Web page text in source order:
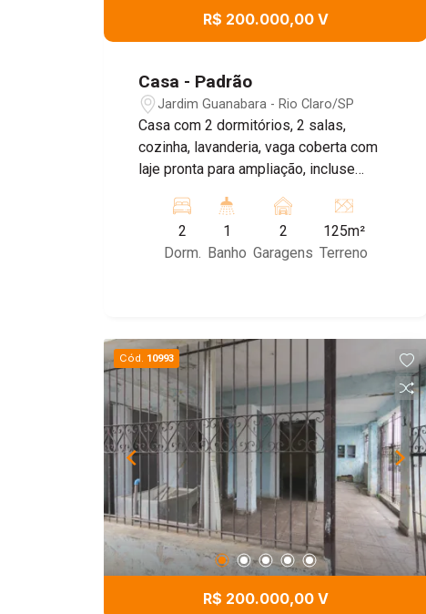
R$ 200.000,00 V
Casa - Padrão
Jardim Guanabara - Rio Claro/SP
Casa com 2 dormitórios, 2 salas,
cozinha, lavanderia, vaga coberta com
laje pronta para ampliação, incluse
assobradada nos fundos. Excelente
custo-benefício!
2
Dorm.
1
Banho
2
Garagens
125m²
Terreno
Cód. 10993
R$ 200.000,00 V